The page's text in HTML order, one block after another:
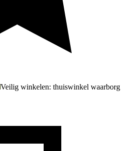
Veilig winkelen: thuiswinkel waarborg